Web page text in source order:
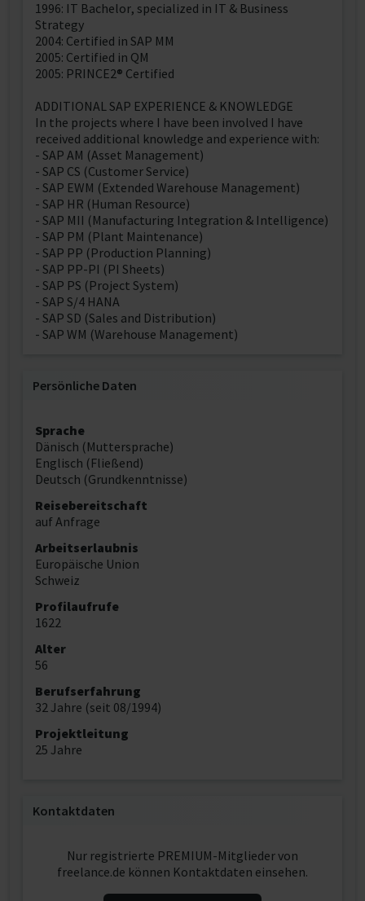
1996: IT Bachelor, specialized in IT & Business
Strategy
2004: Certified in SAP MM
2005: Certified in QM
2005: PRINCE2® Certified
ADDITIONAL SAP EXPERIENCE & KNOWLEDGE
In the projects where I have been involved I have
received additional knowledge and experience with:
- SAP AM (Asset Management)
- SAP CS (Customer Service)
- SAP EWM (Extended Warehouse Management)
- SAP HR (Human Resource)
- SAP MII (Manufacturing Integration & Intelligence)
- SAP PM (Plant Maintenance)
- SAP PP (Production Planning)
- SAP PP-PI (PI Sheets)
- SAP PS (Project System)
- SAP S/4 HANA
- SAP SD (Sales and Distribution)
- SAP WM (Warehouse Management)
Persönliche Daten
Sprache
Dänisch (Muttersprache)
Englisch (Fließend)
Deutsch (Grundkenntnisse)
Reisebereitschaft
auf Anfrage
Arbeitserlaubnis
Europäische Union
Schweiz
Profilaufrufe
1622
Alter
56
Berufserfahrung
32 Jahre (seit 08/1994)
Projektleitung
25 Jahre
Kontaktdaten
Nur registrierte PREMIUM-Mitglieder von
freelance.de können Kontaktdaten einsehen.